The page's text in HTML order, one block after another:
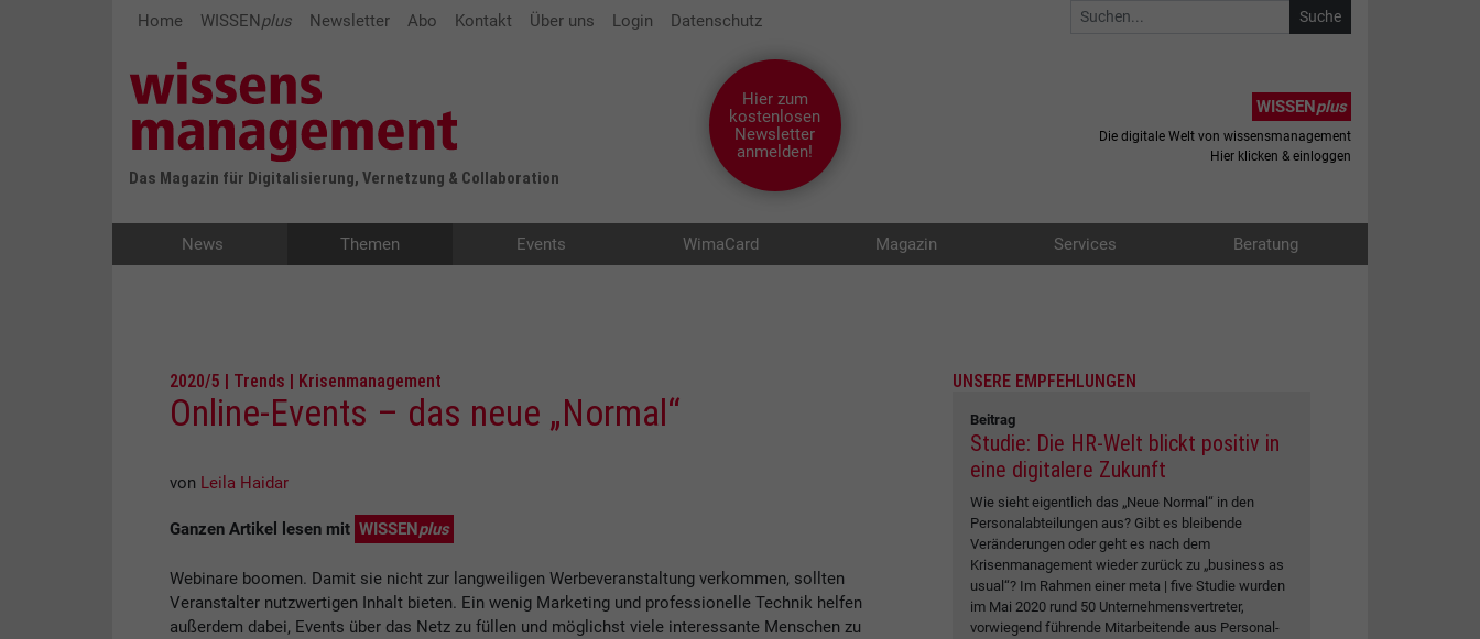
Home WISSENplus Newsletter Abo Kontakt Über uns Login Datenschutz
Das Magazin für Digitalisierung, Vernetzung & Collaboration
Hier zum
kostenlosen
Newsletter
anmelden!
WISSENplus
Die digitale Welt von wissensmanagement
Hier klicken & einloggen
News Themen Events WimaCard Magazin Services Beratung
2020/5 | Trends | Krisenmanagement
Online-Events – das neue „Normal“
von Leila Haidar
Ganzen Artikel lesen mit WISSEN plus
Webinare boomen. Damit sie nicht zur langweiligen Werbeveranstaltung verkommen, sollten
Veranstalter nutzwertigen Inhalt bieten. Ein wenig Marketing und professionelle Technik helfen
außerdem dabei, Events über das Netz zu füllen und möglichst viele interessante Menschen zu
UNSERE EMPFEHLUNGEN
Beitrag
Studie: Die HR-Welt blickt positiv in
eine digitalere Zukunft
Wie sieht eigentlich das „Neue Normal“ in den
Personalabteilungen aus? Gibt es bleibende
Veränderungen oder geht es nach dem
Krisenmanagement wieder zurück zu „business as
usual“? Im Rahmen einer meta | five Studie wurden
im Mai 2020 rund 50 Unternehmensvertreter,
vorwiegend führende Mitarbeitende aus Personal-